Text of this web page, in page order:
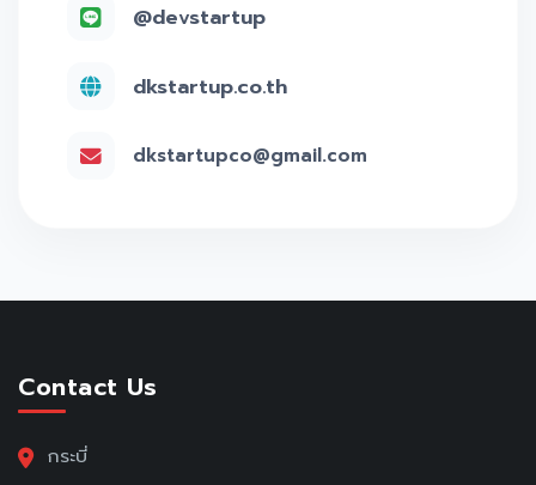
@devstartup
dkstartup.co.th
dkstartupco@gmail.com
Contact Us
กระบี่